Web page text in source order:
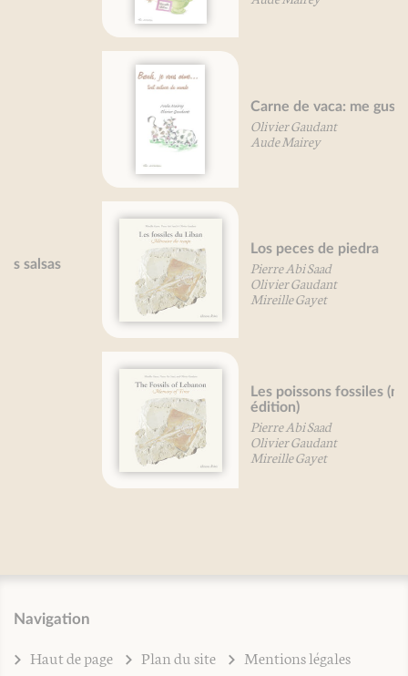
Carne de vaca: me gusta...
Olivier Gaudant
Aude Mairey
Los peces de piedra
Pierre Abi Saad
Olivier Gaudant
Mireille Gayet
Les poissons fossiles (nouvelle
édition)
Pierre Abi Saad
Olivier Gaudant
Mireille Gayet
Navigation
Haut de page Plan du site
Mentions légales